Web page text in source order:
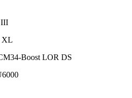
XL
Boost LOR DS